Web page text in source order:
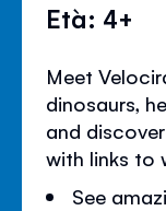
Età: 4+
Meet
dinosaurs,
and
with links to
See